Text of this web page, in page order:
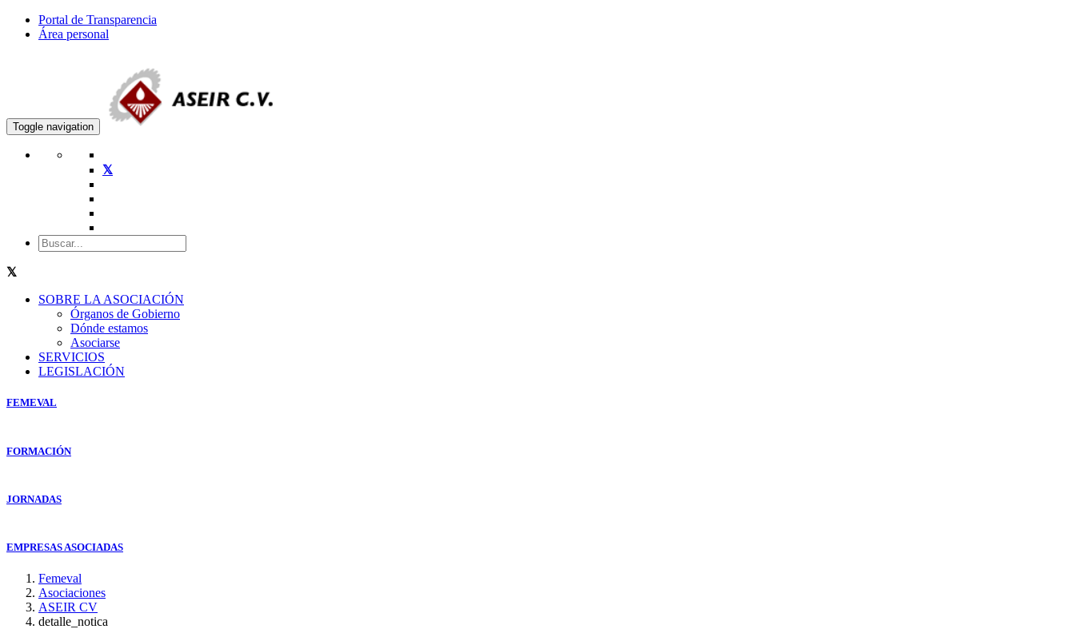
Portal de Transparencia
Área personal
Toggle navigation
SOBRE LA ASOCIACIÓN
Órganos de Gobierno
Dónde estamos
Asociarse
SERVICIOS
LEGISLACIÓN
FEMEVAL
FORMACIÓN
JORNADAS
EMPRESAS ASOCIADAS
Femeval
Asociaciones
ASEIR CV
detalle_notica